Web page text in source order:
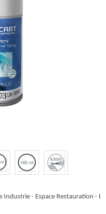
Industrie- Espace Restauration -